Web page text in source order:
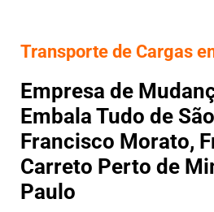
Transporte de Cargas
Empresa de
Embala Tudo de
Francisco Morato,
Carreto Perto de
Paulo